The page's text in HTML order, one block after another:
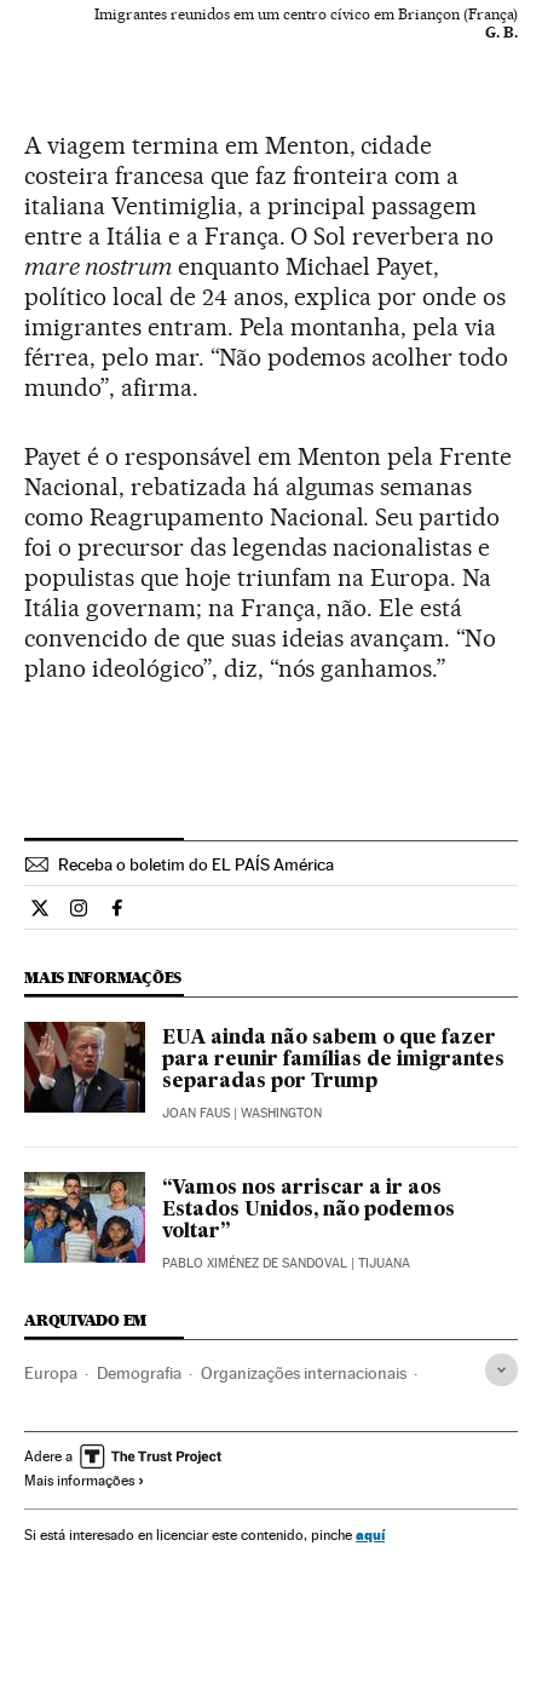
Imigrantes reunidos em um centro cívico em Briançon (França)
G. B.
A viagem termina em Menton, cidade
costeira francesa que faz fronteira com a
italiana Ventimiglia, a principal passagem
entre a Itália e a França. O Sol reverbera no
mare nostrumenquanto Michael Payet,
político local de 24 anos, explica por onde os
imigrantes entram. Pela montanha, pela via
férrea, pelo mar. “Não podemos acolher todo
mundo”, afirma.
Payet é o responsável em Menton pela Frente
Nacional, rebatizada há algumas semanas
como Reagrupamento Nacional. Seu partido
foi o precursor das legendas nacionalistas e
populistas que hoje triunfam na Europa. Na
Itália governam; na França, não. Ele está
convencido de que suas ideias avançam. “No
plano ideológico”, diz, “nós ganhamos.”
Receba o boletim do EL PAÍS América
Internacional El País Brasil en Twitter
Internacional El País Brasil en Instagram
Internacional El País Brasil en Facebook
MAIS INFORMAÇÕES
EUA ainda não sabem o que fazer
para reunir famílias de imigrantes
separadas por Trump
JOAN FAUS | WASHINGTON
“Vamos nos arriscar a ir aos
Estados Unidos, não podemos
voltar”
PABLO XIMÉNEZ DE SANDOVAL | TIJUANA
ARQUIVADO EM
Europa Demografia Organizações internacionais
Itália França Cordilheiras
Adere a
Mais informações
Si está interesado en licenciar este contenido, pinche aquí